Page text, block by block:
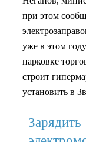
при этом
уже в этом
парковке
строит
установить в